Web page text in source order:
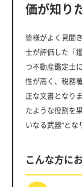
価が知り
皆様がよく見聞
士が評価した「
つ不動産鑑定士
性が高く、税務
正な文書となり
たような役割を
いなる武器”とな
こんな方に